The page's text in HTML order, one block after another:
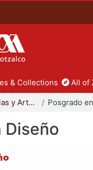
& Collections All of
División de Ciencias y Artes para el Diseño Posgrado
Diseño